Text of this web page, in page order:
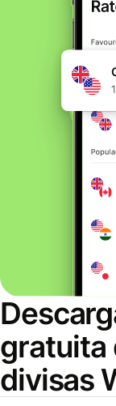
gratuita
divisas